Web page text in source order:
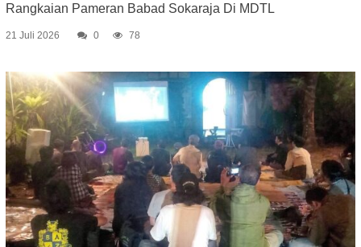
Rangkaian Pameran Babad Sokaraja Di MDTL
21 Juli 2026 0 78